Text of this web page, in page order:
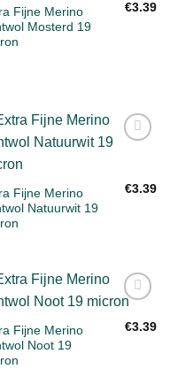
aan
Fijne Merino
Mosterd 19
€3.39
Fijne Merino
Natuurwit 19
€3.39
aan
Fijne Merino
Noot 19
€3.39